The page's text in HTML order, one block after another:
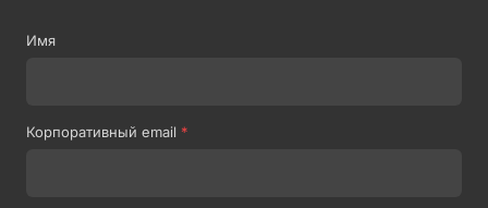
Имя
Корпоративный email *